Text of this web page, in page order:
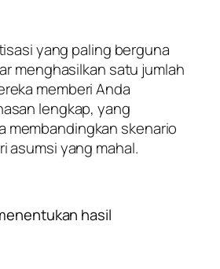
yang paling berguna
menghasilkan satu jumlah
memberi Anda
lengkap, yang
membandingkan skenario
asumsi yang mahal.
hasil